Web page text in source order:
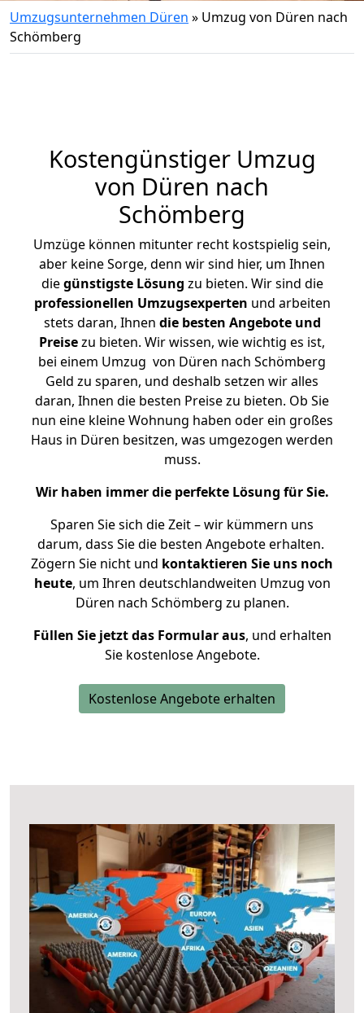
Umzugsunternehmen Düren » Umzug von Düren nach
Schömberg
Kostengünstiger Umzug
von Düren nach
Schömberg
Umzüge können mitunter recht kostspielig sein,
aber keine Sorge, denn wir sind hier, um Ihnen
diegünstigste Lösung zu bieten. Wir sind die
professionellen Umzugsexperten und arbeiten
stets daran, Ihnen die besten Angebote und
Preisezu bieten. Wir wissen, wie wichtig es ist,
bei einem Umzug von Düren nach Schömberg
Geld zu sparen, und deshalb setzen wir alles
daran, Ihnen die besten Preise zu bieten. Ob Sie
nun eine kleine Wohnung haben oder ein großes
Haus in Düren besitzen, was umgezogen werden
muss.
Wir haben immer die perfekte Lösung für Sie.
Sparen Sie sich die Zeit – wir kümmern uns
darum, dass Sie die besten Angebote erhalten.
Zögern Sie nicht und kontaktieren Sie uns noch
heute, um Ihren deutschlandweiten Umzug von
Düren nach Schömberg zu planen.
Füllen Sie jetzt das Formular aus, und erhalten
Sie kostenlose Angebote.
Kostenlose Angebote erhalten